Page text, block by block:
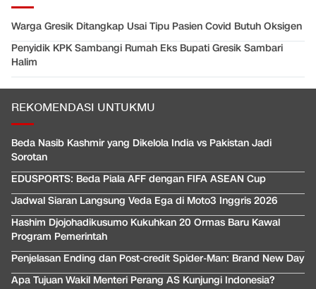
Warga Gresik Ditangkap Usai Tipu Pasien Covid Butuh Oksigen
Penyidik KPK Sambangi Rumah Eks Bupati Gresik Sambari
Halim
REKOMENDASI UNTUKMU
Beda Nasib Kashmir yang Dikelola India vs Pakistan Jadi
Sorotan
EDUSPORTS: Beda Piala AFF dengan FIFA ASEAN Cup
Jadwal Siaran Langsung Veda Ega di Moto3 Inggris 2026
Hashim Djojohadikusumo Kukuhkan 20 Ormas Baru Kawal
Program Pemerintah
Penjelasan Ending dan Post-credit Spider-Man: Brand New Day
Apa Tujuan Wakil Menteri Perang AS Kunjungi Indonesia?